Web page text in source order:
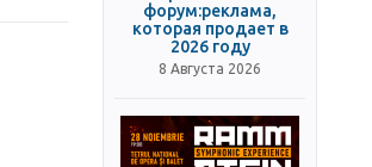
форум:реклама,
которая продает в
2026 году
8 Августа 2026